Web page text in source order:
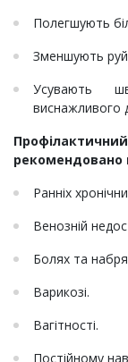
Полегшують
Зменшують
Усувають
виснажливого
рекомендовано
Ранніх
Венозній
Болях та
Варикозі.
Вагітності.
Постійному